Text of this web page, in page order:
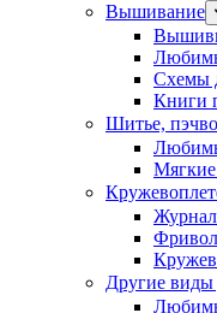
Вышивание
Схемы
Книги
Шитье,
Другие виды